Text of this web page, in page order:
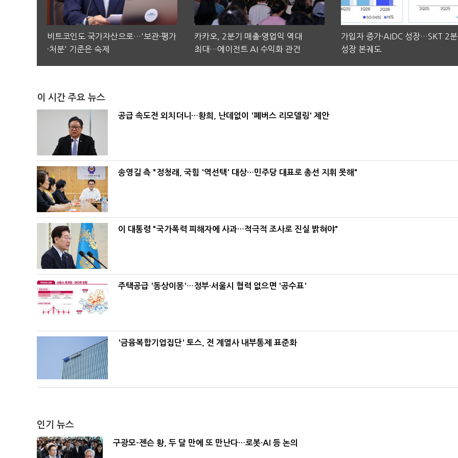
비트코인도 국가자산으로…'보관·평가
·처분' 기준은 숙제
카카오, 2분기 매출·영업익 역대
최대…에이전트 AI 수익화 관건
가입자 증가·AIDC 성장…SKT 2
성장 본궤도
이 시간 주요 뉴스
공급 속도전 외치더니…황희, 난데없이 '폐버스 리모델링' 제안
송영길 측 "정청래, 국힘 '역선택' 대상…민주당 대표로 총선 지휘 못해"
이 대통령 "국가폭력 피해자에 사과…적극적 조사로 진실 밝혀야"
주택공급 '동상이몽'…정부·서울시 협력 없으면 '공수표'
'금융복합기업집단' 토스, 전 계열사 내부통제 표준화
인기 뉴스
구광모-젠슨 황, 두 달 만에 또 만난다…로봇·AI 등 논의